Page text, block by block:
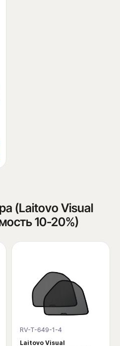
(Laitovo Visual
10-20%)
RV-T-649-1-4
Laitovo Visual